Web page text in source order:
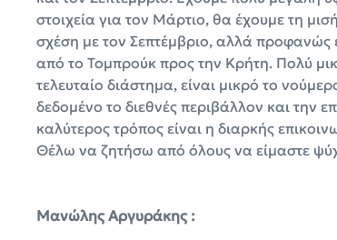
στοιχεία για τον Μάρτιο, θα έχουμε τη
σχέση με τον Σεπτέμβριο, αλλά προφανώς
από το Τομπρούκ προς την Κρήτη. Πολύ
τελευταίο διάστημα, είναι μικρό το
δεδομένο το διεθνές περιβάλλον και την
καλύτερος τρόπος είναι η διαρκής
Θέλω να ζητήσω από όλους να είμαστε
Μανώλης Αργυράκης :